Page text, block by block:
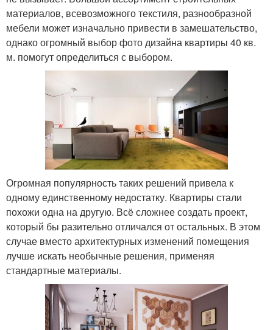
материалов, всевозможного текстиля, разнообразной
мебели может изначально привести в замешательство,
однако огромный выбор фото дизайна квартиры 40 кв.
м. помогут определиться с выбором.
Огромная популярность таких решений привела к
одному единственному недостатку. Квартиры стали
похожи одна на другую. Всё сложнее создать проект,
который бы разительно отличался от остальных. В этом
случае вместо архитектурных изменений помещения
лучше искать необычные решения, применяя
стандартные материалы.